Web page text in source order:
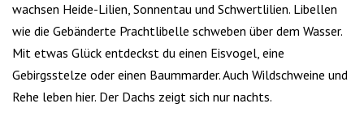
wachsen Heide-Lilien, Sonnentau und Schwertlilien. Libellen
wie die Gebänderte Prachtlibelle schweben über dem Wasser.
Mit etwas Glück entdeckst du einen Eisvogel, eine
Gebirgsstelze oder einen Baummarder. Auch Wildschweine und
Rehe leben hier. Der Dachs zeigt sich nur nachts.